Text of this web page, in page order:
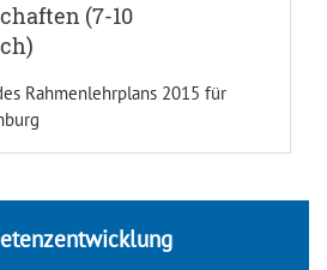
(7-10
Rahmenlehrplans 2015 für